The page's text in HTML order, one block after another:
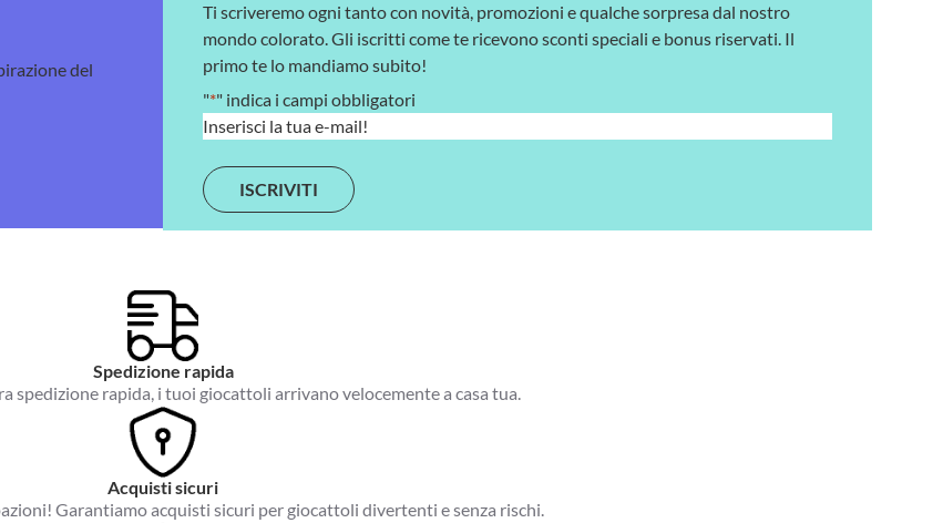
del
Ti scriveremo ogni tanto con novità, promozioni e qualche sorpresa dal nostro
mondo colorato. Gli iscritti come te ricevono sconti speciali e bonus riservati. Il
primo te lo mandiamo subito!
"*" indica i campi obbligatori
E
a
i
l
Spedizione rapida
spedizione rapida, i tuoi giocattoli arrivano velocemente a casa tua.
Acquisti sicuri
Garantiamo acquisti sicuri per giocattoli divertenti e senza rischi.